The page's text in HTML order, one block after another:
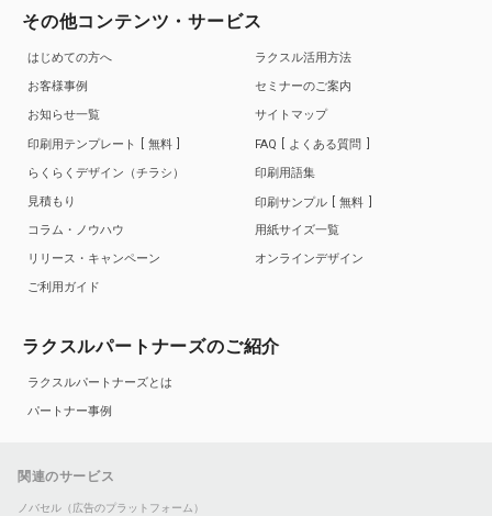
その他コンテンツ・サービス
はじめての方へ
お客様事例
お知らせ一覧
印刷用テンプレート
無料
らくらくデザイン（チラシ）
見積もり
コラム・ノウハウ
リリース・キャンペーン
ご利用ガイド
ラクスル活用方法
セミナーのご案内
サイトマップ
FAQ
よくある質問
印刷用語集
印刷サンプル
無料
用紙サイズ一覧
オンラインデザイン
ラクスルパートナーズのご紹介
ラクスルパートナーズとは
パートナー事例
関連のサービス
ノバセル（広告のプラットフォーム）